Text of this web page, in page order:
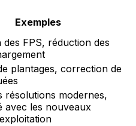
Exemples
des FPS, réduction des
plantages, correction de
résolutions modernes,
avec les nouveaux